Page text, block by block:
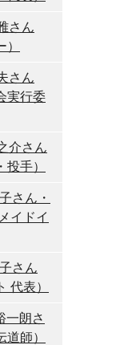
さん
さん
実行委
介さん
投手）
さん・
イドイ
さん
代表）
朗さ
師）